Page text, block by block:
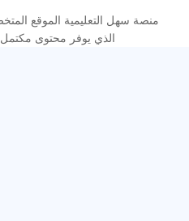
منصة سهل التعليمية الموقع
الذي يوفر محتوى